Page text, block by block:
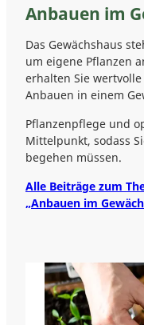
Anbauen im
Das Gewächshaus
um eigene Pflanzen
erhalten Sie
Anbauen in einem
Pflanzenpflege und
Mittelpunkt, sodass
begehen müssen.
Alle Beiträge zum
„Anbauen im